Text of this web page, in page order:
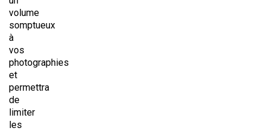
volume
somptueux
à
vos
photographies
et
permettra
de
limiter
les